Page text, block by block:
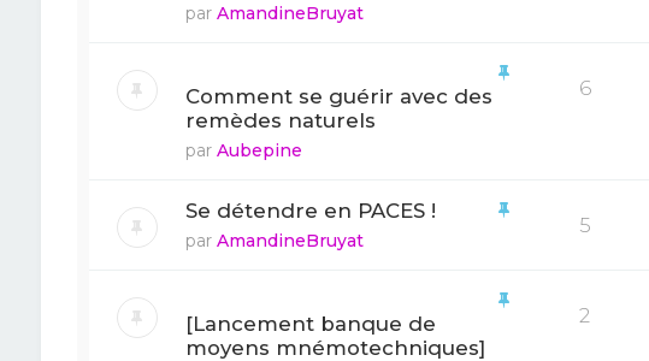
par AmandineBruyat
Comment se guérir avec des
remèdes naturels
par Aubepine
6
Se détendre en PACES !
par AmandineBruyat
5
[Lancement banque de
moyens mnémotechniques]
2